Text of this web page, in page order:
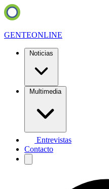
GENTEONLINE
Noticias
Multimedia
Entrevistas
Contacto